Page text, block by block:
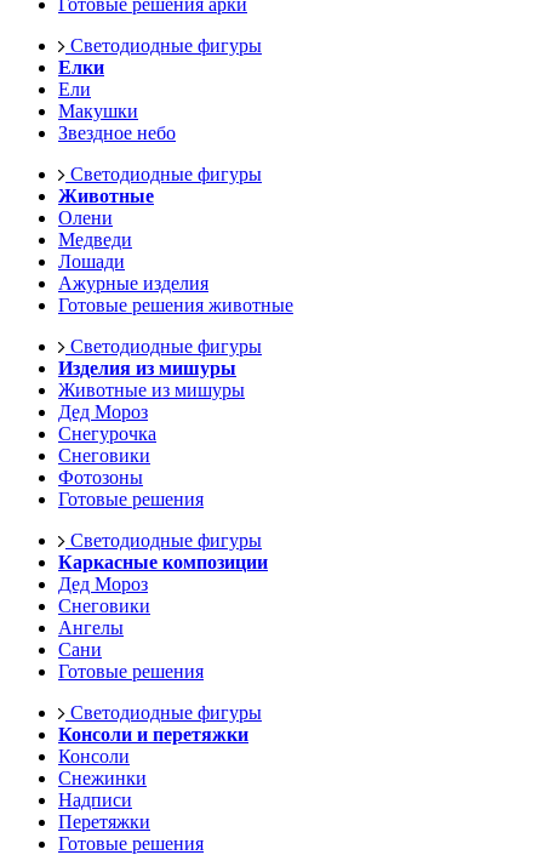
Готовые решения арки
Светодиодные фигуры
Елки
Ели
Макушки
Звездное небо
Светодиодные фигуры
Животные
Олени
Медведи
Лошади
Ажурные изделия
Готовые решения животные
Светодиодные фигуры
Изделия из мишуры
Животные из мишуры
Дед Мороз
Снегурочка
Снеговики
Фотозоны
Готовые решения
Светодиодные фигуры
Каркасные композиции
Дед Мороз
Снеговики
Ангелы
Сани
Готовые решения
Светодиодные фигуры
Консоли и перетяжки
Консоли
Снежинки
Надписи
Перетяжки
Готовые решения